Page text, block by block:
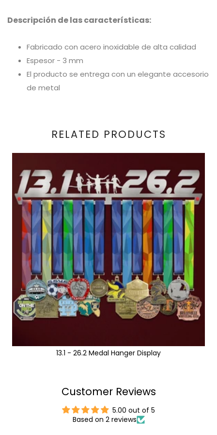
Descripción de las características:
Fabricado con acero inoxidable de alta calidad
Espesor - 3 mm
El producto se entrega con un elegante accesorio
de metal
RELATED PRODUCTS
13.1 - 26.2 Medal Hanger Display
Customer Reviews
5.00 out of 5
Based on 2 reviews